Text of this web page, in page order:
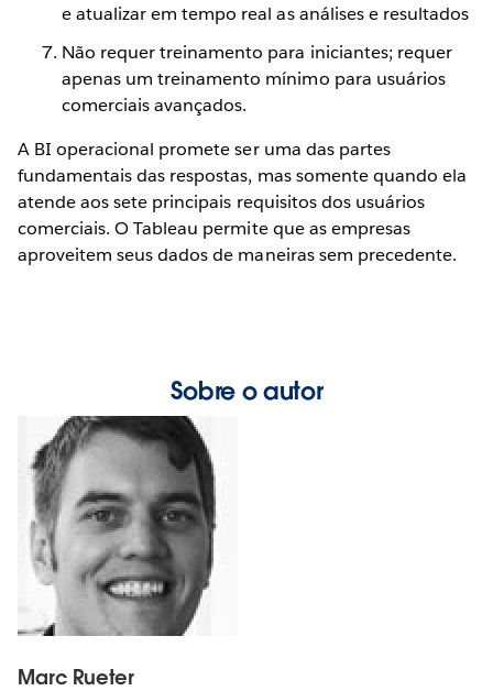
e atualizar em tempo real as análises e resultados
Não requer treinamento para iniciantes; requer
apenas um treinamento mínimo para usuários
comerciais avançados.
A BI operacional promete ser uma das partes
fundamentais das respostas, mas somente quando ela
atende aos sete principais requisitos dos usuários
comerciais. O Tableau permite que as empresas
aproveitem seus dados de maneiras sem precedente.
Sobre o autor
Marc Rueter